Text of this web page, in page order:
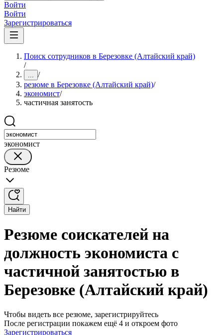
Войти
Войти
Зарегистрироваться
Поиск сотрудников в Березовке (Алтайский край)
/
... /
резюме в Березовке (Алтайский край)/
экономист/
частичная занятость
экономист
Резюме
Найти
Резюме соискателей на
должность экономиста с
частичной занятостью в
Березовке (Алтайский край)
Чтобы видеть все резюме, зарегистрируйтесь
После регистрации покажем ещё 4 и откроем фото
Зарегистрироваться